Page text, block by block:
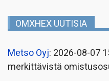
OMXHEX UUTISIA
Metso Oyj: 2026-08-07
merkittävistä